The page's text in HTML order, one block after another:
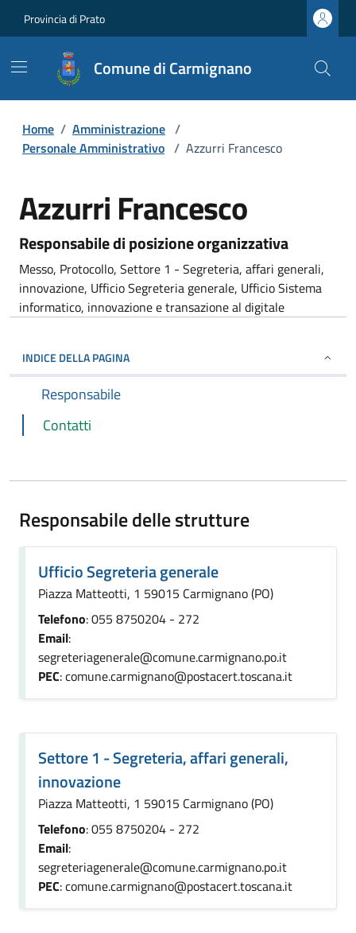
Provincia di Prato
Comune di Carmignano
Home / Amministrazione /
Personale Amministrativo / Azzurri Francesco
Azzurri Francesco
Responsabile di posizione organizzativa
Messo, Protocollo, Settore 1 - Segreteria, affari generali,
innovazione, Ufficio Segreteria generale, Ufficio Sistema
informatico, innovazione e transazione al digitale
INDICE DELLA PAGINA
Responsabile
Contatti
Responsabile delle strutture
Ufficio Segreteria generale
Piazza Matteotti, 1 59015 Carmignano (PO)
Telefono: 055 8750204 - 272
Email:
segreteriagenerale@comune.carmignano.po.it
PEC: comune.carmignano@postacert.toscana.it
Settore 1 - Segreteria, affari generali,
innovazione
Piazza Matteotti, 1 59015 Carmignano (PO)
Telefono: 055 8750204 - 272
Email:
segreteriagenerale@comune.carmignano.po.it
PEC: comune.carmignano@postacert.toscana.it